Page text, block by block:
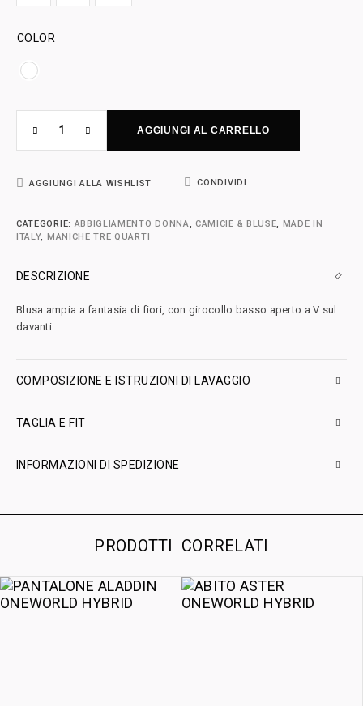
COLOR
AGGIUNGI AL CARRELLO
AGGIUNGI ALLA WISHLIST CONDIVIDI
CATEGORIE: ABBIGLIAMENTO DONNA, CAMICIE & BLUSE, MADE IN
ITALY, MANICHE TRE QUARTI
DESCRIZIONE
Blusa ampia a fantasia di fiori, con girocollo basso aperto a V sul
davanti
COMPOSIZIONE E ISTRUZIONI DI LAVAGGIO
TAGLIA E FIT
INFORMAZIONI DI SPEDIZIONE
PRODOTTI CORRELATI